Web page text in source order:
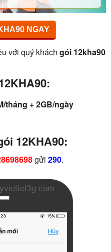
NGAY
với quý khách gói 12kha90
tháng + 2GB/ngày
12KHA90:
gửi 290.